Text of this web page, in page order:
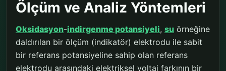
Ölçüm ve Analiz Yöntemleri
Oksidasyon-indirgenme potansiyeli, su örneğine
daldırılan bir ölçüm (indikatör) elektrodu ile sabit
bir referans potansiyeline sahip olan referans
elektrodu arasındaki elektriksel voltaj farkının bir